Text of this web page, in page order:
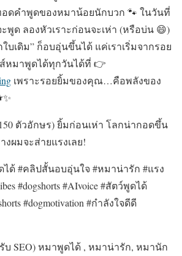
อดคำพูดของหมาน้อยนักบวก 🐾 ในวันที่
พูด ลองหัวเราะก่อนจะเห่า (หรือบ่น 😄)
บเดิม” ก็อบอุ่นขึ้นได้ แค่เราเริ่มจากรอย
หมาพูดได้ทุกวันได้ที่ 👉
เพราะรอยยิ้มของคุณ…คือพลังของ
ตัวอักษร) ยิ้มก่อนเห่า โลกน่ากอดขึ้น
งผมจะส่ายแรงเลย!
ดได้ #คลิปสั้นอบอุ่นใจ #หมาน่ารัก #แรง
#dogshorts #AIvoice #สัตว์พูดได้
#dogmotivation #กำลังใจดีดี
บ SEO) หมาพูดได้ , หมาน่ารัก, หมานัก